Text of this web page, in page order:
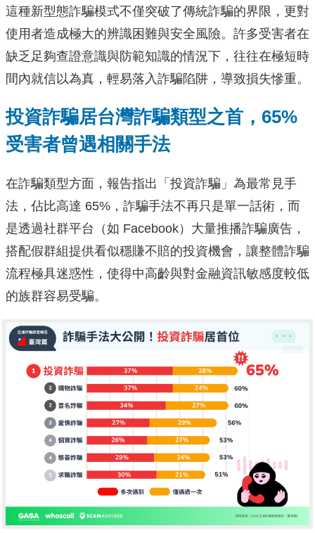
這種新型態詐騙模式不僅突破了傳統詐騙的界限，更對
使用者造成極大的辨識困難與安全風險。許多受害者在
缺乏足夠查證意識與防範知識的情況下，往往在極短時
間內就信以為真，輕易落入詐騙陷阱，導致損失慘重。
投資詐騙居台灣詐騙類型之首，65%
受害者曾遇相關手法
在詐騙類型方面，報告指出「投資詐騙」為最常見手
法，佔比高達 65%，詐騙手法不再只是單一話術，而
是透過社群平台（如 Facebook）大量推播詐騙廣告，
搭配假群組提供看似穩賺不賠的投資機會，讓整體詐騙
流程極具迷惑性，使得中高齡與對金融資訊敏感度較低
的族群容易受騙。